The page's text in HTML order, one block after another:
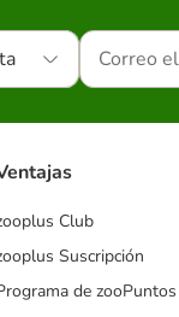
Club
Suscripción
de zooPuntos